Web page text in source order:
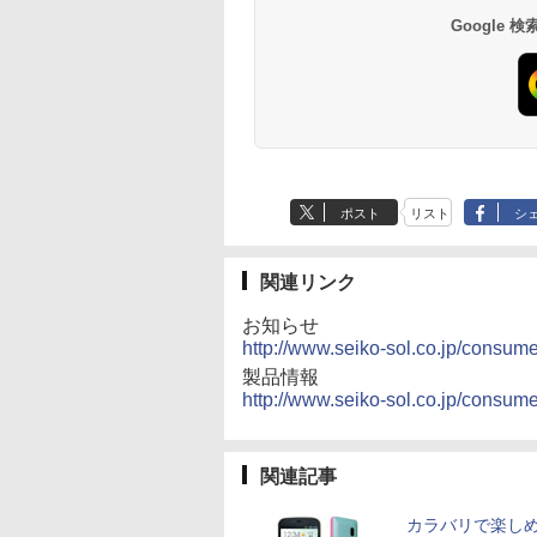
Google 検
ポスト リスト シ
関連リンク
お知らせ
http://www.seiko-sol.co.jp/
製品情報
http://www.seiko-sol.co.jp/
関連記事
カラバリで楽し